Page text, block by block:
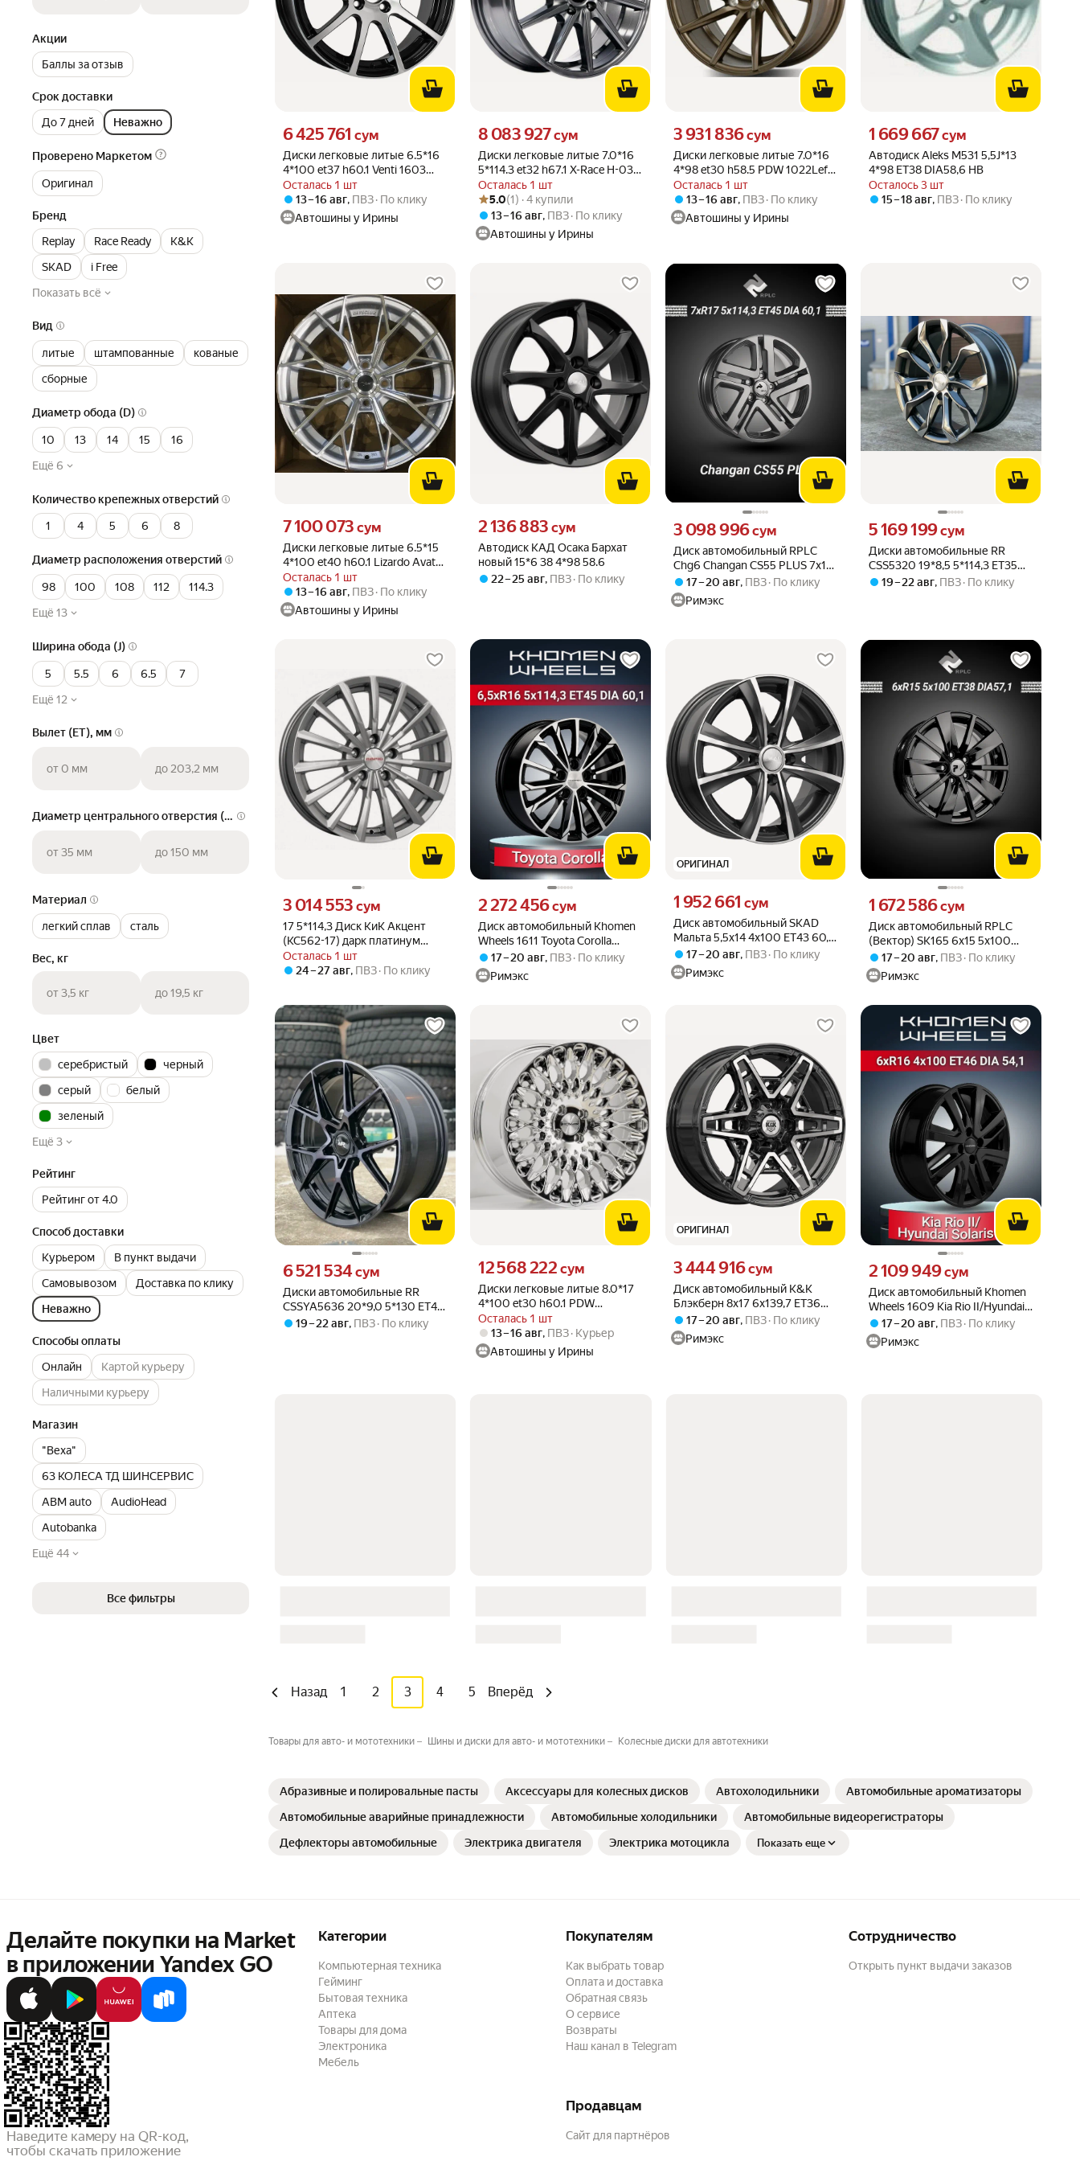
Акции
Баллы за отзыв
Срок доставки
До 7 дней
Неважно
Проверено Маркетом
Оригинал
Бренд
Replay
Race Ready
K&K
SKAD
i Free
Показать всё
Вид
литые штампованные
кованые
сборные
Диаметр обода (D)
10 13 14 15
16
Ещё 6
Количество крепежных отверстий
1 4 5 6 8
Диаметр расположения отверстий
98 100 108 112
114.3
Ещё 13
Ширина обода (J)
5 5.5 6 6.5
7
Ещё 12
Вылет (ET), мм
от 0 мм до 203,2 мм
Диаметр центрального отверстия (DIA), мм
от 35 мм до 150 мм
Материал
легкий сплав сталь
Вес, кг
от 3,5 кг до 19,5 кг
Цвет
серебристый
черный
серый
белый
зеленый
Ещё 3
Рейтинг
Рейтинг от 4.0
Способ доставки
Курьером
В пункт выдачи
Самовывозом
Доставка по клику
Неважно
Способы оплаты
Онлайн
Картой курьеру
Наличными курьеру
Магазин
"Веха"
63 КОЛЕСА ТД ШИНСЕРВИС
ABM auto
AudioHead
Autobanka
Ещё 44
Все фильтры
Диски легковые литые 6.5*16
4*100 et37 h60.1 Venti 1603
BD(цвет)
Осталась 1 шт
Цена 6425761 сум вместо
6 425 761 сум
13 – 16 авг, ПВЗ По клику
Автошины у Ирины
Диски легковые литые 7.0*16
5*114.3 et32 h67.1 X-Race H-03 R
Graphite(цвет)
Осталась 1 шт
Цена 8083927 сум вместо
8 083 927сум
Рейтинг товара: 5.0 из 5
Оценок: (1) · 4 купили
5.0(1) · 4 купили
13 – 16 авг, ПВЗ По клику
Автошины у Ирины
Диски легковые литые 7.0*16
4*98 et30 h58.5 PDW 1022Left
U4V10(цвет)
Осталась 1 шт
Цена 3931836 сум вместо
3 931 836сум
13 – 16 авг, ПВЗ По клику
Автошины у Ирины
Автодиск Aleks M531 5,5J*13
4*98 ET38 DIA58,6 HB
Осталось 3 шт
Цена 1669667 сум вместо
1 669 667сум
15 – 18 авг, ПВЗ По клику
Диски легковые литые 6.5*15
4*100 et40 h60.1 Lizardo Avatar
XH180 MS(цвет)
Осталась 1 шт
Цена 7100073 сум вместо
7 100 073 сум
13 – 16 авг, ПВЗ По клику
Автошины у Ирины
Автодиск КАД Осака Бархат
новый 15*6 38 4*98 58.6
Цена 2136883 сум вместо
2 136 883 сум
22 – 25 авг, ПВЗ По клику
Диск автомобильный RPLC
Chg6 Changan CS55 PLUS 7x17
5x114,3 ET45 60,1 BLK
Цена 3098996 сум вместо
3 098 996сум
17 – 20 авг, ПВЗ По клику
Римэкс
Диски автомобильные RR
CSS5320 19*8,5 5*114,3 ET35
67,1 MK-P
Цена 5169199 сум вместо
5 169 199сум
19 – 22 авг, ПВЗ По клику
17 5*114,3 Диск КиК Акцент
(КС562-17) дарк платинум
17*7,0 48 5*114,3 67,1
Осталась 1 шт
Цена 3014553 сум вместо
3 014 553 сум
24 – 27 авг, ПВЗ По клику
Диск автомобильный Khomen
Wheels 1611 Toyota Corolla
6,5x16 5x114,3 ET45 60,1 Black-
FP
Цена 2272456 сум вместо
2 272 456сум
17 – 20 авг, ПВЗ По клику
Римэкс
ОРИГИНАЛ
Диск автомобильный SKAD
Мальта 5,5x14 4x100 ET43 60,1
Алмаз
Цена 1952661 сум вместо
1 952 661 сум
17 – 20 авг, ПВЗ По клику
Римэкс
Диск автомобильный RPLC
(Вектор) SK165 6x15 5x100
ET38 57,1 B
Цена 1672586 сум вместо
1 672 586сум
17 – 20 авг, ПВЗ По клику
Римэкс
Диски автомобильные RR
CSSYA5636 20*9,0 5*130 ET45
71,6 B-P/B
Цена 6521534 сум вместо
6 521 534 сум
19 – 22 авг, ПВЗ По клику
Диски легковые литые 8.0*17
4*100 et30 h60.1 PDW
5424(9059) CBK(цвет)
Осталась 1 шт
Цена 12568222 сум вместо
12 568 222 сум
13 – 16 авг, ПВЗ Курьер
Автошины у Ирины
ОРИГИНАЛ
Диск автомобильный K&K
Блэкберн 8x17 6x139,7 ET36
67,1 Алмаз черный
Цена 3444916 сум вместо
3 444 916сум
17 – 20 авг, ПВЗ По клику
Римэкс
Диск автомобильный Khomen
Wheels 1609 Kia Rio II/Hyundai
Solaris II 6x16 4x100 ET46 54,1
Black
Цена 2109949 сум вместо
2 109 949сум
17 – 20 авг, ПВЗ По клику
Римэкс
Назад 1 2 3 4 5 Вперёд
Товары для авто- и мототехники Шины и диски для авто- и мототехники Колесные диски для автотехники
Абразивные и полировальные пасты Аксессуары для колесных дисков Автохолодильники
Автомобильные ароматизаторы
Автомобильные аварийные принадлежности
Автомобильные холодильники
Автомобильные видеорегистраторы
Дефлекторы автомобильные
Электрика двигателя Электрика мотоцикла Показать еще
Делайте покупки на Market
в приложении Yandex GO
Наведите камеру на QR-код,
чтобы скачать приложение
Категории
Компьютерная техника
Гейминг
Бытовая техника
Аптека
Товары для дома
Электроника
Мебель
Покупателям
Как выбрать товар
Оплата и доставка
Обратная связь
О сервисе
Возвраты
Наш канал в Telegram
Сотрудничество
Открыть пункт выдачи заказов
Продавцам
Сайт для партнёров